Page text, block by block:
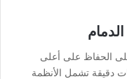
الحفاظ على أعلى
دقيقة تشمل الأنظمة